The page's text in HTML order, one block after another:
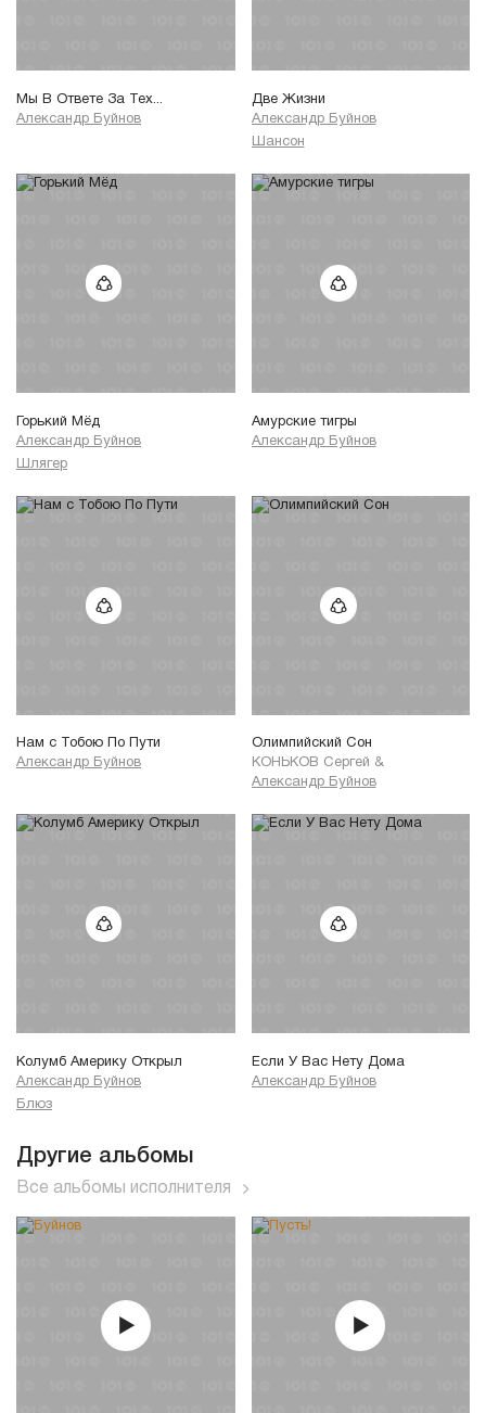
Мы В Ответе За Тех...
Александр Буйнов
Две Жизни
Александр Буйнов
Шансон
Горький Мёд
Александр Буйнов
Шлягер
Амурские тигры
Александр Буйнов
Нам с Тобою По Пути
Александр Буйнов
Олимпийский Сон
КОНЬКОВ Сергей &
Александр Буйнов
Колумб Америку Открыл
Александр Буйнов
Блюз
Если У Вас Нету Дома
Александр Буйнов
Другие альбомы
Все альбомы исполнителя